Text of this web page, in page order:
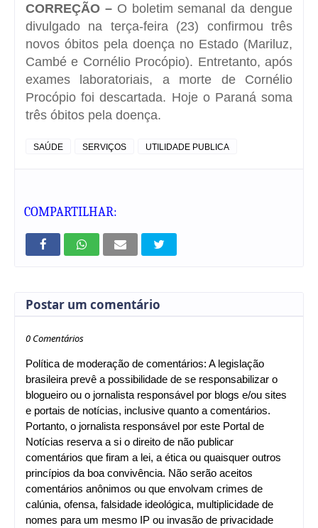
CORREÇÃO –O boletim semanal da dengue
divulgado na terça-feira (23) confirmou três
novos óbitos pela doença no Estado (Mariluz,
Cambé e Cornélio Procópio). Entretanto, após
exames laboratoriais, a morte de Cornélio
Procópio foi descartada. Hoje o Paraná soma
três óbitos pela doença.
SAÚDE SERVIÇOS UTILIDADE PUBLICA
COMPARTILHAR:
Postar um comentário
0 Comentários
Política de moderação de comentários: A legislação
brasileira prevê a possibilidade de se responsabilizar o
blogueiro ou o jornalista responsável por blogs e/ou sites
e portais de notícias, inclusive quanto a comentários.
Portanto, o jornalista responsável por este Portal de
Notícias reserva a si o direito de não publicar
comentários que firam a lei, a ética ou quaisquer outros
princípios da boa convivência. Não serão aceitos
comentários anônimos ou que envolvam crimes de
calúnia, ofensa, falsidade ideológica, multiplicidade de
nomes para um mesmo IP ou invasão de privacidade